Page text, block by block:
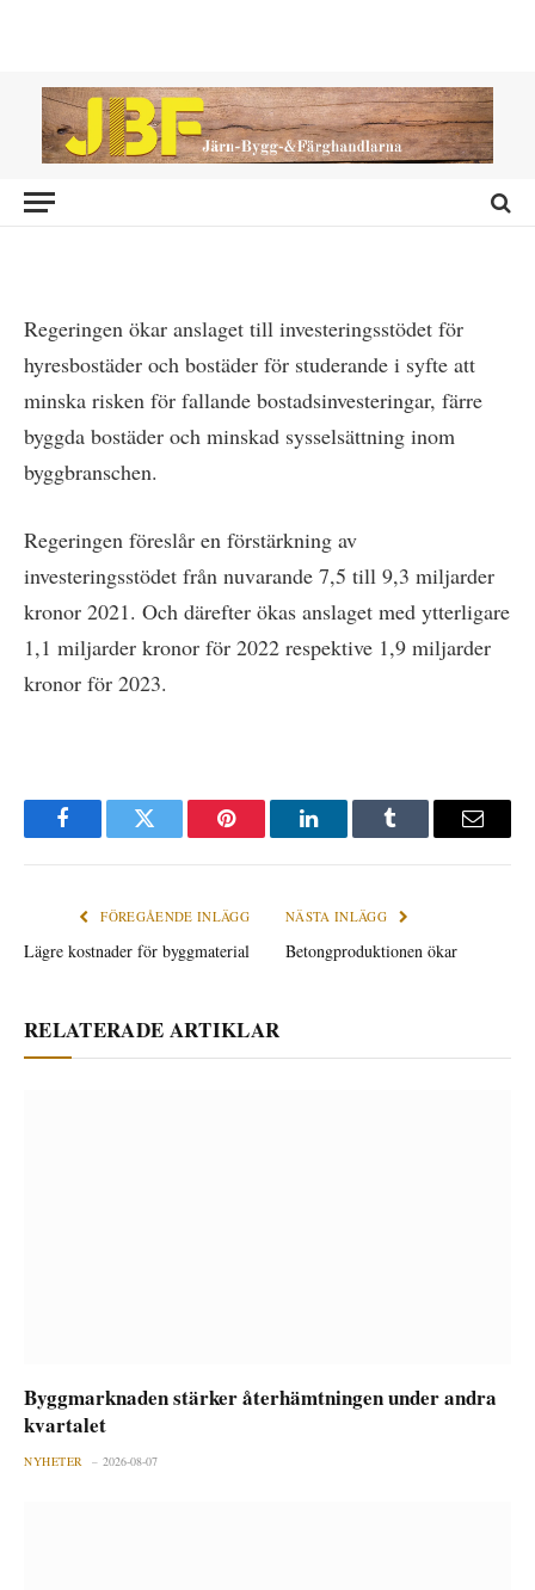
Ökat bostadsstöd
Regeringen ökar anslaget till investeringsstödet för
hyresbostäder och bostäder för studerande i syfte att
minska risken för fallande bostads­investeringar, färre
byggda bostäder och minskad sysselsättning inom
byggbranschen.
Regeringen föreslår en förstärkning av
investeringsstödet från nuvarande 7,5 till 9,3 miljarder
kronor 2021. Och därefter ökas anslaget med ytterligare
1,1 miljarder kronor för 2022 respektive 1,9 miljarder
kronor för 2023.
FacebookTwitter Pinterest LinkedInTumblr
E-
FÖREGÅENDE INLÄGG
Lägre kostnader för byggmaterial
NÄSTA INLÄGG
Betongproduktionen ökar
RELATERADE ARTIKLAR
Byggmarknaden stärker återhämtningen under andra
kvartalet
NYHETER 2026-08-07